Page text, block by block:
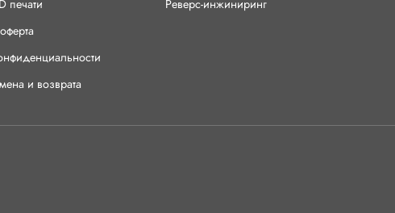
печати
и возврата
Реверс-инжиниринг